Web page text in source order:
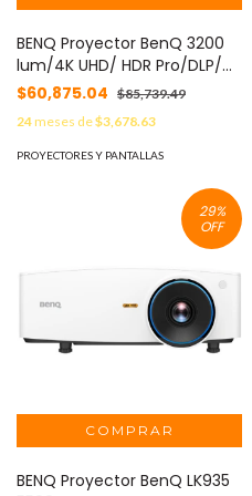
BENQ Proyector BenQ 3200
lum/4K UHD/ HDR Pro/DLP/
USB Tipo C MOD: W4100i
$60,875.04 $85,739.49
24meses de$3,678.63
PROYECTORES Y PANTALLAS
29%
OFF
BENQ Proyector BenQ LK935